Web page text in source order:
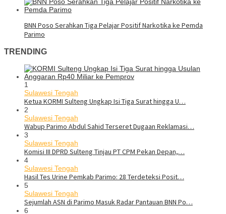
BNN Poso Serahkan Tiga Pelajar Positif Narkotika ke Pemda
Parimo
TRENDING
1
Sulawesi Tengah
Ketua KORMI Sulteng Ungkap Isi Tiga Surat hingga U…
2
Sulawesi Tengah
Wabup Parimo Abdul Sahid Terseret Dugaan Reklamasi…
3
Sulawesi Tengah
Komisi III DPRD Sulteng Tinjau PT CPM Pekan Depan,…
4
Sulawesi Tengah
Hasil Tes Urine Pemkab Parimo: 28 Terdeteksi Posit…
5
Sulawesi Tengah
Sejumlah ASN di Parimo Masuk Radar Pantauan BNN Po…
6